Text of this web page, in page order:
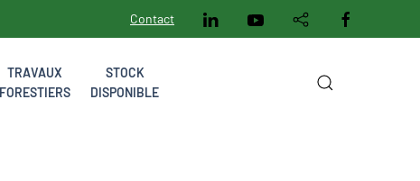
Contact
TRAVAUX
FORESTIERS
STOCK
DISPONIBLE